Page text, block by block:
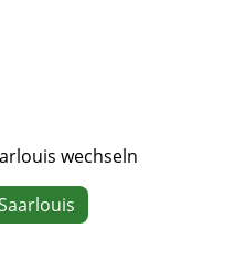
wechseln